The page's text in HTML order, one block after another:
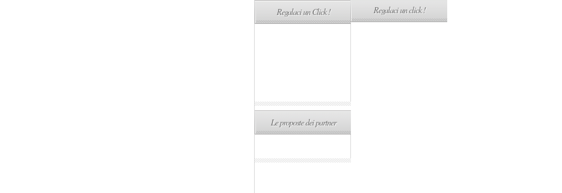
Regalaci un Click !
Le proposte dei partner
Regalaci un click !